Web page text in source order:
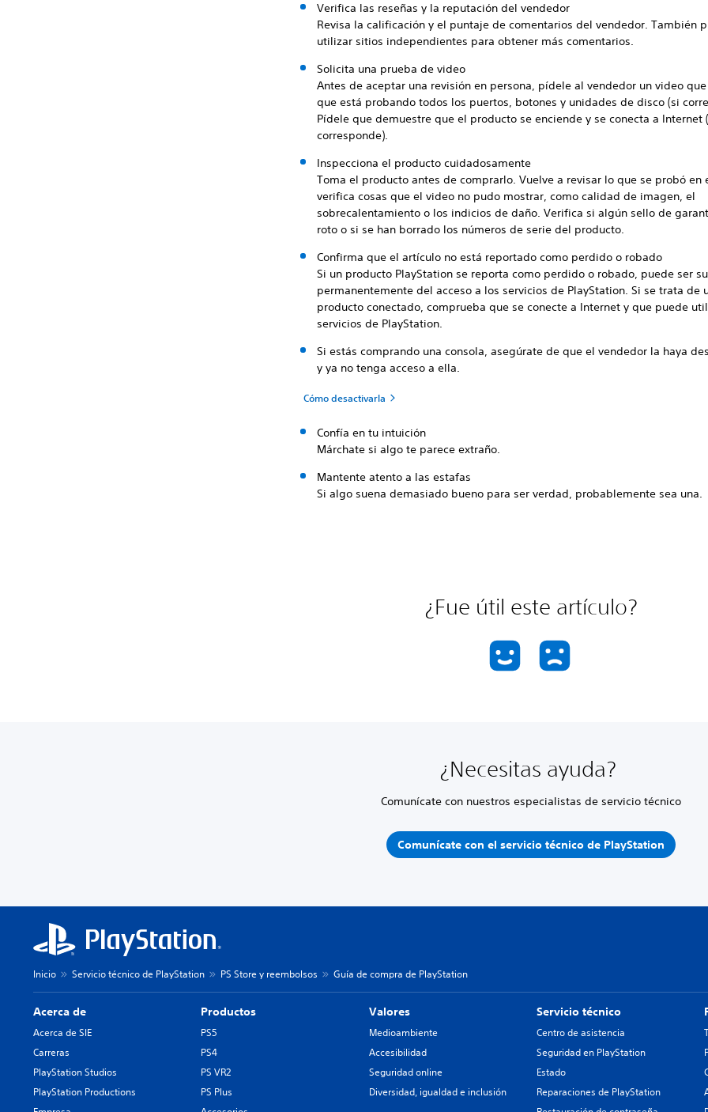
Verifica las reseñas y la reputación del vendedor
Revisa la calificación y el puntaje de comentarios del vendedor. También
utilizar sitios independientes para obtener más comentarios.
Solicita una prueba de video
Antes de aceptar una revisión en persona, pídele al vendedor un video
que está probando todos los puertos, botones y unidades de disco (si
Pídele que demuestre que el producto se enciende y se conecta a Internet
corresponde).
Inspecciona el producto cuidadosamente
Toma el producto antes de comprarlo. Vuelve a revisar lo que se probó en
verifica cosas que el video no pudo mostrar, como calidad de imagen, el
sobrecalentamiento o los indicios de daño. Verifica si algún sello de
roto o si se han borrado los números de serie del producto.
Confirma que el artículo no está reportado como perdido o robado
Si un producto PlayStation se reporta como perdido o robado, puede ser
permanentemente del acceso a los servicios de PlayStation. Si se trata de
producto conectado, comprueba que se conecte a Internet y que puede
servicios de PlayStation.
Si estás comprando una consola, asegúrate de que el vendedor la haya
y ya no tenga acceso a ella.
Cómo desactivarla
Confía en tu intuición
Márchate si algo te parece extraño.
Mantente atento a las estafas
Si algo suena demasiado bueno para ser verdad, probablemente sea una.
¿Fue útil este artículo?
¿Necesitas ayuda?
Comunícate con nuestros especialistas de servicio técnico
Comunícate con el servicio técnico de PlayStation
Inicio Servicio técnico de PlayStation PS Store y reembolsos Guía de compra de PlayStation
Acerca de
Acerca de SIE
Carreras
PlayStation Studios
PlayStation Productions
Productos
PS5
PS4
PS VR2
PS Plus
Valores
Medioambiente
Accesibilidad
Seguridad online
Diversidad, igualdad e inclusión
Servicio técnico
Centro de asistencia
Seguridad en PlayStation
Estado
Reparaciones de PlayStation